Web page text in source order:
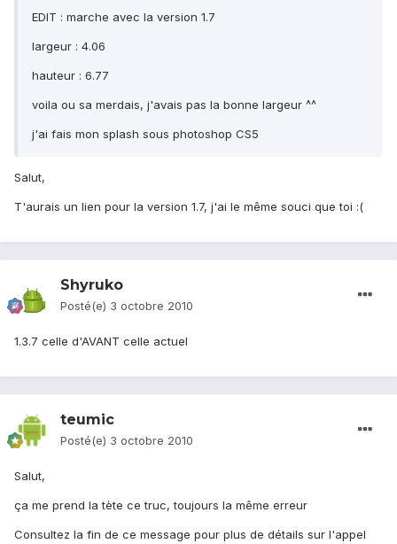
EDIT : marche avec la version 1.7
largeur : 4.06
hauteur : 6.77
voila ou sa merdais, j'avais pas la bonne largeur ^^
j'ai fais mon splash sous photoshop CS5
Salut,
T'aurais un lien pour la version 1.7, j'ai le même souci que toi :(
Shyruko
Posté(e) 3 octobre 2010
1.3.7 celle d'AVANT celle actuel
teumic
Posté(e) 3 octobre 2010
Salut,
ça me prend la tète ce truc, toujours la même erreur
Consultez la fin de ce message pour plus de détails sur l'appel